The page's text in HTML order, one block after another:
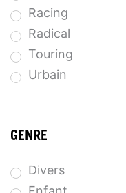
Racing
Radical
Touring
Urbain
GENRE
Divers